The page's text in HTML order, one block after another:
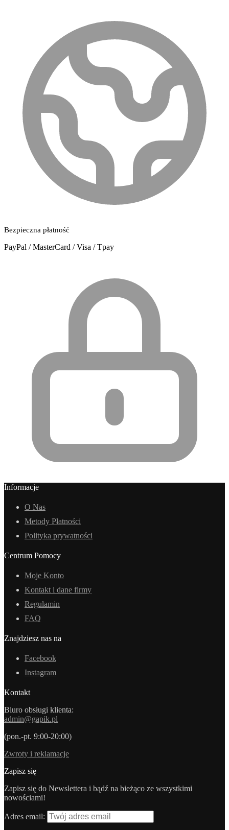
Bezpieczna płatność
PayPal / MasterCard / Visa / Tpay
Informacje
O Nas
Metody Płatności
Polityka prywatności
Centrum Pomocy
Moje Konto
Kontakt i dane firmy
Regulamin
FAQ
Znajdziesz nas na
Facebook
Instagram
Kontakt
Biuro obsługi klienta:
admin@gapik.pl
(pon.-pt. 9:00-20:00)
Zwroty i reklamacje
Zapisz się
Zapisz się do Newslettera i bądź na bieżąco ze wszystkimi
nowościami!
Adres email: